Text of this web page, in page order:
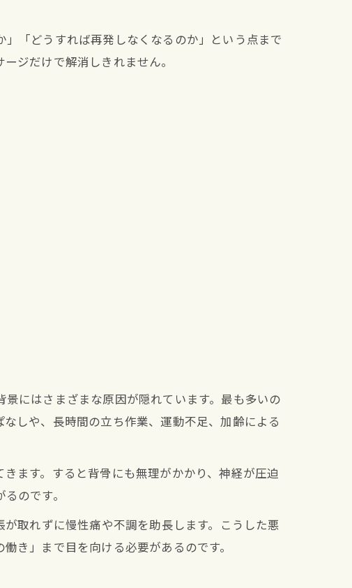
「どうすれば再発しなくなるのか」という点まで
ジだけで解消しきれません。
にはさまざまな原因が隠れています。最も多いの
しや、長時間の立ち作業、運動不足、加齢による
ます。すると背骨にも無理がかかり、神経が圧迫
のです。
取れずに慢性痛や不調を助長します。こうした悪
き」まで目を向ける必要があるのです。